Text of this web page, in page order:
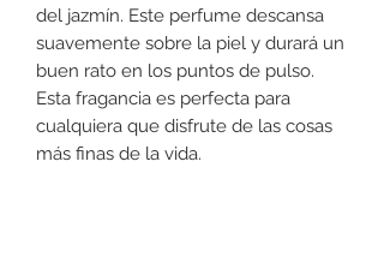
del jazmín. Este perfume descansa
suavemente sobre la piel y durará un
buen rato en los puntos de pulso.
Esta fragancia es perfecta para
cualquiera que disfrute de las cosas
más finas de la vida.